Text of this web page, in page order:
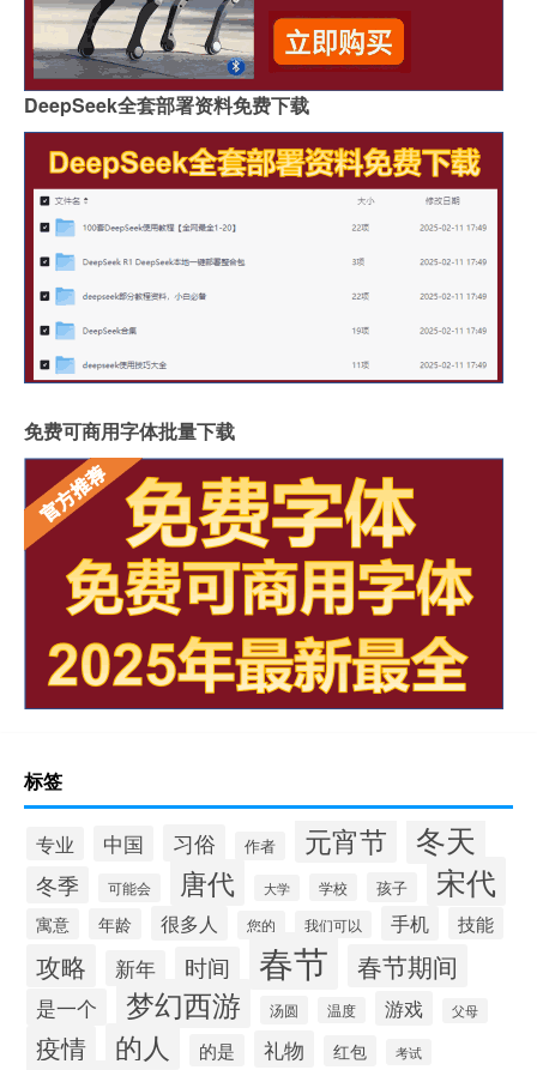
DeepSeek全套部署资料免费下载
免费可商用字体批量下载
标签
专业 中国 习俗 作者 元宵节 冬天
冬季 可能会 唐代 大学 学校 孩子 宋代
寓意 年龄 很多人 您的 我们可以 手机 技能
攻略 新年 时间 春节 春节期间
是一个 梦幻西游 汤圆 温度 游戏 父母
疫情 的人 的是 礼物 红包 考试